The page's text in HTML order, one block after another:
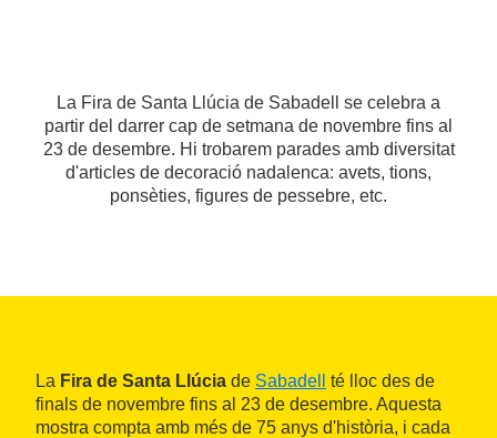
La Fira de Santa Llúcia de Sabadell se celebra a
partir del darrer cap de setmana de novembre fins al
23 de desembre. Hi trobarem parades amb diversitat
d'articles de decoració nadalenca: avets, tions,
ponsèties, figures de pessebre, etc.
La Fira de Santa Llúcia de Sabadell
té lloc des de
finals de novembre fins al 23 de desembre. Aquesta
mostra compta amb més de 75 anys d'història, i cada